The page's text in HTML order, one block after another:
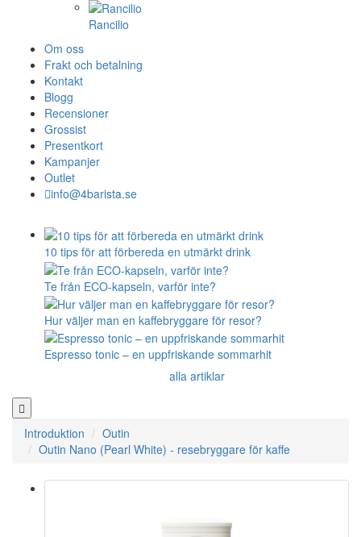
Rancilio
Om oss
Frakt och betalning
Kontakt
Blogg
Recensioner
Grossist
Presentkort
Kampanjer
Outlet
info@4barista.se
10 tips för att förbereda en utmärkt drink
Te från ECO-kapseln, varför inte?
Hur väljer man en kaffebryggare för resor?
Espresso tonic – en uppfriskande sommarhit
alla artiklar
Introduktion
Outin
Outin Nano (Pearl White) - resebryggare för kaffe